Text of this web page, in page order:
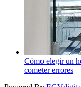
Cómo elegir un
cometer errores